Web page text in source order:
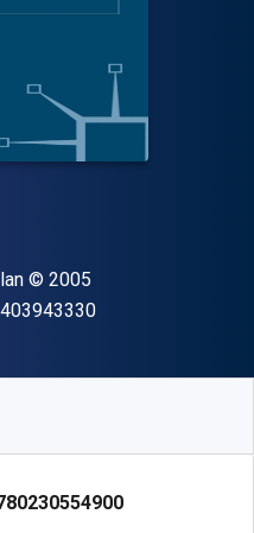
Copyright
© 2005
"ISBN-13